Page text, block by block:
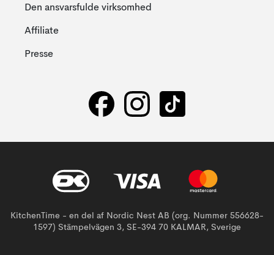
Den ansvarsfulde virksomhed
Affiliate
Presse
KitchenTime - en del af Nordic Nest AB (org. Nummer 556628-
1597) Stämpelvägen 3, SE-394 70 KALMAR, Sverige